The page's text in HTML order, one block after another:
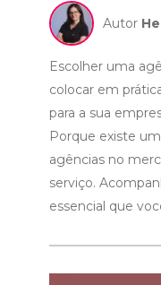
Autor
Escolher uma
colocar em
para a sua
Porque existe
agências no
serviço.
essencial que